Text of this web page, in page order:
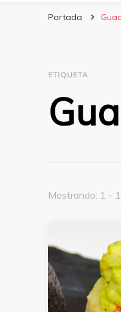
Portada
ETIQUETA
Mostrando: 1 -